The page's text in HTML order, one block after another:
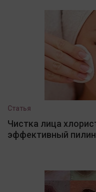
Статья
Чистка лица
эффективный